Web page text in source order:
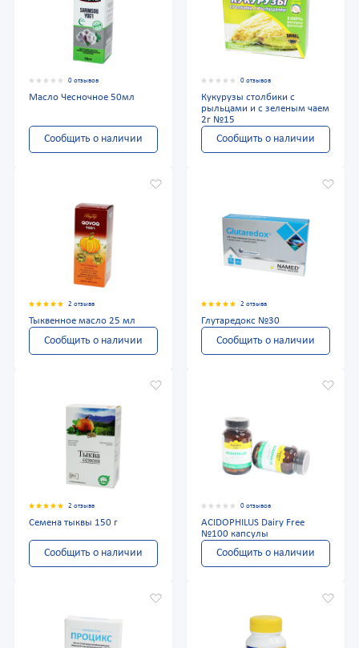
0 отзывов
Масло Чесночное 50мл
Сообщить о наличии
0 отзывов
Кукурузы столбики с
рыльцами и с зеленым чаем
2г №15
Сообщить о наличии
2 отзыва
Тыквенное масло 25 мл
Сообщить о наличии
2 отзыва
Глутаредокс №30
Сообщить о наличии
2 отзыва
Семена тыквы 150 г
Сообщить о наличии
0 отзывов
ACIDOPHILUS Dairy Free
№100 капсулы
Сообщить о наличии